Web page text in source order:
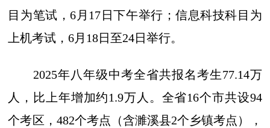
目为笔试，6月17日下午举行；信息科技科目为
上机考试，6月18日至24日举行。
2025年八年级中考全省共报名考生77.14万
人，比上年增加约1.9万人。全省16个市共设94
个考区，482个考点（含濉溪县2个乡镇考点），